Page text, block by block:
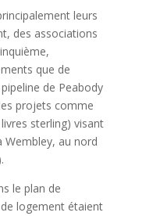
leurs
des associations
que de
de Peabody
projets comme
sterling) visant
Wembley, au nord
le plan de
logement étaient